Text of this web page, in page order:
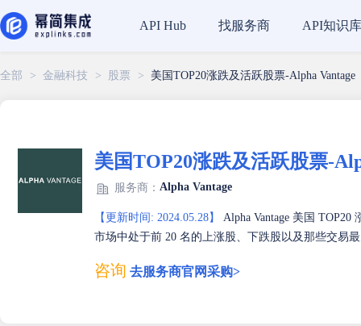
API Hub 找服务商 API知识库
全部 > 金融科技 > 股票 > 美国TOP20涨跌及活跃股票-Alpha Vantage
美国TOP20涨跌及活跃股票-
服务商： Alpha Vantage
【更新时间: 2024.05.28】
Alpha Vantage 美国
市场中处于前 20 名的上涨股、下跌股以及那些交易
咨询 去服务商官网采购>